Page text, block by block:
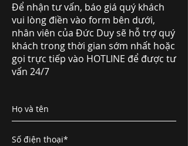
Để nhận tư vấn, báo giá quý khách
vui lòng điền vào form bên dưới,
nhân viên của Đức Duy sẽ hỗ trợ quý
khách trong thời gian sớm nhất hoặc
gọi trực tiếp vào HOTLINE để được tư
vấn 24/7